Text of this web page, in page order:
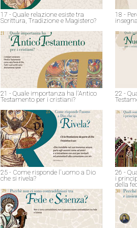
17 - Quale relazione esiste tra
Scrittura, Tradizione e Magistero?
18 -
21 - Quale importanza ha l'Antico
Testamento per i cristiani?
22 -
25 - Come risponde l'uomo a Dio
che si rivela?
26 -
i
della